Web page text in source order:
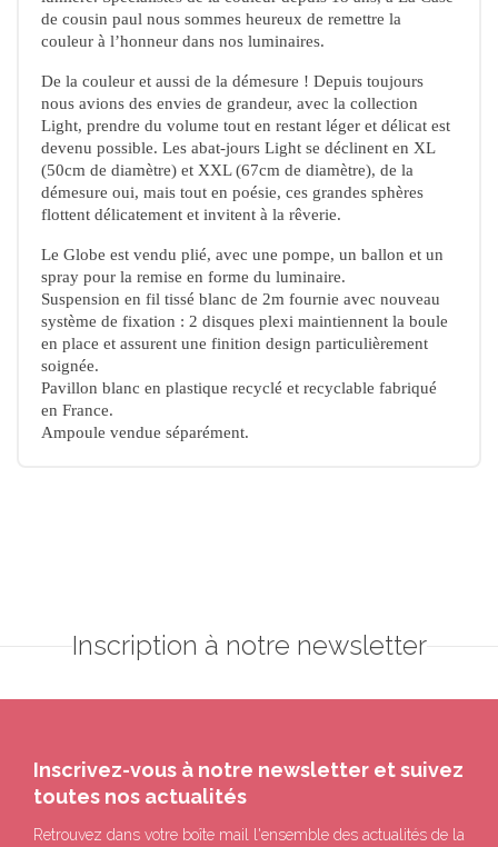
de cousin paul nous sommes heureux de remettre la
couleur à l’honneur dans nos luminaires.
De la couleur et aussi de la démesure ! Depuis toujours
nous avions des envies de grandeur, avec la collection
Light, prendre du volume tout en restant léger et délicat est
devenu possible. Les abat-jours Light se déclinent en XL
(50cm de diamètre) et XXL (67cm de diamètre), de la
démesure oui, mais tout en poésie, ces grandes sphères
flottent délicatement et invitent à la rêverie.
Le Globe est vendu plié, avec une pompe, un ballon et un
spray pour la remise en forme du luminaire.
Suspension en fil tissé blanc de 2m fournie avec nouveau
système de fixation : 2 disques plexi maintiennent la boule
en place et assurent une finition design particulièrement
soignée.
Pavillon blanc en plastique recyclé et recyclable fabriqué
en France.
Ampoule vendue séparément.
Inscription à notre newsletter
Inscrivez-vous à notre newsletter et suivez
toutes nos actualités
Retrouvez dans votre boîte mail l'ensemble des actualités de la